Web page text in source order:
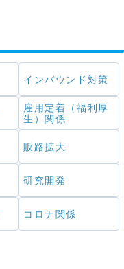
インバウンド対策
雇用定着（福利厚
生）関係
販路拡大
研究開発
コロナ関係